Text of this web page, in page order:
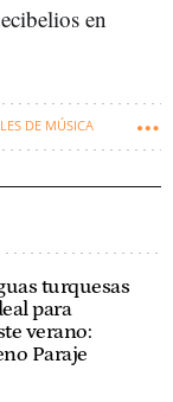
en
DE MÚSICA
turquesas
para
verano:
Paraje